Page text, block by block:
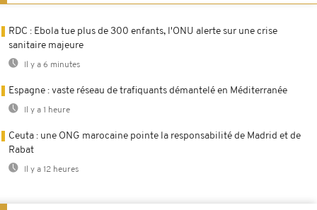
RDC : Ebola tue plus de 300 enfants, l'ONU alerte sur une crise
sanitaire majeure
Il y a 6 minutes
Espagne : vaste réseau de trafiquants démantelé en Méditerranée
Il y a 1 heure
Ceuta : une ONG marocaine pointe la responsabilité de Madrid et de
Rabat
Il y a 12 heures